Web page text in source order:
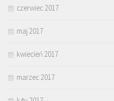
czerwiec 2017
maj 2017
kwiecień 2017
marzec 2017